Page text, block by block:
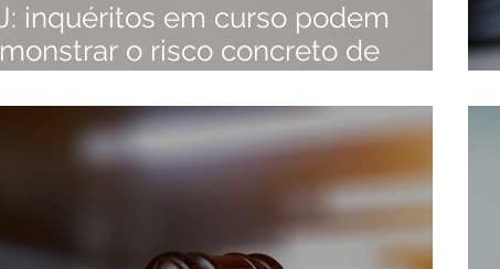
inquéritos em curso podem
o risco concreto de